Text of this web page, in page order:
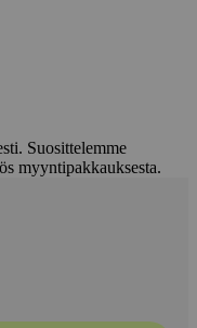
Suosittelemme
myyntipakkauksesta.